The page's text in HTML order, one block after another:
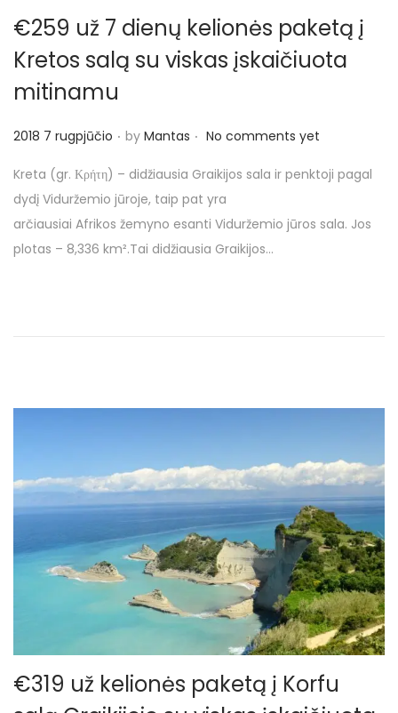
€259 už 7 dienų kelionės paketą į
Kretos salą su viskas įskaičiuota
mitinamu
P
s
t
e
d
2018 7 rugpjūčio . by Mantas . No comments yet
Kreta (gr. Κρήτη) – didžiausia Graikijos sala ir penktoji pagal
dydį Viduržemio jūroje, taip pat yra
arčiausiai Afrikos žemyno esanti Viduržemio jūros sala. Jos
plotas – 8,336 km².Tai didžiausia Graikijos…
€319 už kelionės paketą į Korfu